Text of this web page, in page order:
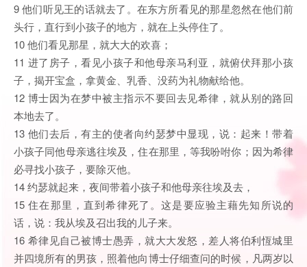
9 他们听见王的话就去了。在东方所看见的那星忽然在他们前
头行，直行到小孩子的地方，就在上头停住了。
10 他们看见那星，就大大的欢喜；
11 进了房子，看见小孩子和他母亲马利亚，就俯伏拜那小孩
子，揭开宝盒，拿黄金、乳香、没药为礼物献给他。
12 博士因为在梦中被主指示不要回去见希律，就从别的路回
本地去了。
13 他们去后，有主的使者向约瑟梦中显现，说：起来！带着
小孩子同他母亲逃往埃及，住在那里，等我吩咐你；因为希律
必寻找小孩子，要除灭他。
14 约瑟就起来，夜间带着小孩子和他母亲往埃及去，
15 住在那里，直到希律死了。这是要应验主藉先知所说的
话，说：我从埃及召出我的儿子来。
16 希律见自己被博士愚弄，就大大发怒，差人将伯利恆城里
并四境所有的男孩，照着他向博士仔细查问的时候，凡两岁以